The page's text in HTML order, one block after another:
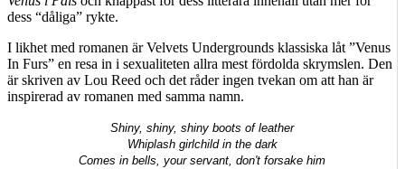
dess “dåliga” rykte.
I likhet med romanen är Velvets Undergrounds klassiska låt ”Venus
In Furs” en resa in i sexualiteten allra mest fördolda skrymslen. Den
är skriven av Lou Reed och det råder ingen tvekan om att han är
inspirerad av romanen med samma namn.
Shiny, shiny, shiny boots of leather
Whiplash girlchild in the dark
Comes in bells, your servant, don't forsake him